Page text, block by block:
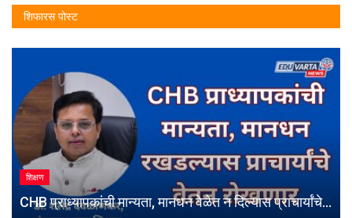
शिफारस पोस्ट
शिक्षण
CHB प्राध्यापकांची मान्यता, मानधन वेळेत न दिल्यास प्राचार्यांचे...